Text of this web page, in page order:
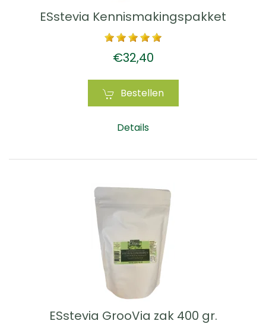
ESstevia Kennismakingspakket
€32,40
Bestellen
Details
ESstevia GrooVia zak 400 gr.